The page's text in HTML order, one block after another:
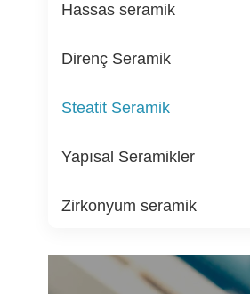
Hassas seramik
Direnç Seramik
Steatit Seramik
Yapısal Seramikler
Zirkonyum seramik